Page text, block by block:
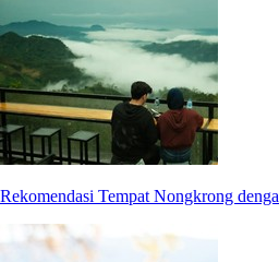
Rekomendasi Tempat Nongkrong